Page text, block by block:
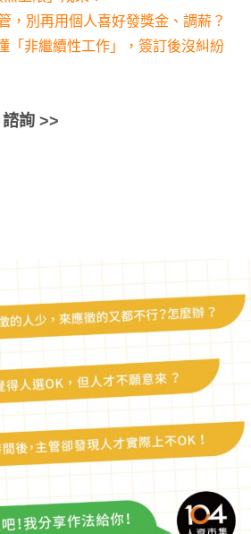
，別再用個人喜好發獎金、調薪？
「非繼續性工作」，簽訂後沒糾紛
詢 >>